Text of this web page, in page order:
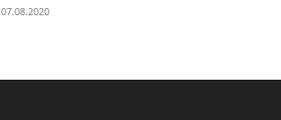
07.08.2020